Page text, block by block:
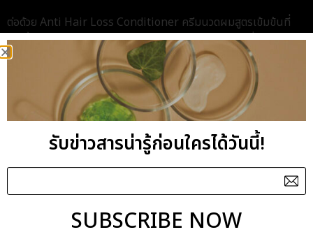
ต่อด้วย Anti Hair Loss Conditioner ครีมนวดผมสูตรเข้มข้นที่
ช่วยฟื้นบำรุงเส้นผมในทุกมิติ ด้วยส่วนผสมของไบโอตินที่ช่วยเสริม
สร้างโครงสร้างเคราตินให้แข็งแรง ผสานกับสารสกัดโสมแดงที่ช่วย
บำรุงรากผมและลดการหลุดร่วง พร้อมด้วยสารสกัดอัญชันที่ช่วยมอบ
ความชุ่มชื้นล้ำลึก ทำให้เส้นผมนุ่มสลวย เงางาม และจัดทรงได้ง่าย
ปิดท้ายด้วย Anti Hair Loss Scalp Tonic โทนิคบำรุงหนังศีรษะ
สูตรพิเศษที่ถูกออกแบบมาเพื่อฟื้นฟูรากผมโดยเฉพาะ ด้วยส่วนผสม
ของคาเฟอีนและสารสกัดจากพริกที่ช่วยกระตุ้นการไหลเวียนเลือด
บริเวณรากผม เสริมประสิทธิภาพด้วยสารสกัดโสมแดงและไบโอตินที่
ช่วยบำรุงรูขุมขนและกระตุ้นการงอกใหม่ของเส้นผม พร้อมด้วยสาร
สกัดจากเปลือกวิลโลว์และอัญชันที่ช่วยปรับสมดุลความมันบนหนัง
ศีรษะ ทำให้หนังศีรษะแข็งแรง เป็นรากฐานที่ดีสำหรับการเติบโตของ
รับข่าวสารน่ารู้ก่อนใครได้วันนี้!
SUBSCRIBE NOW